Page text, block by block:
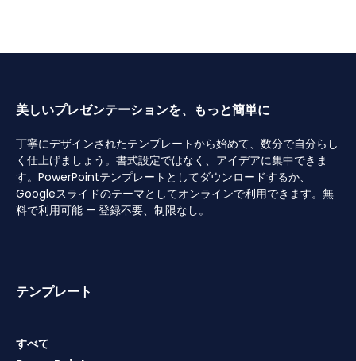
美しいプレゼンテーションを、もっと簡単に
丁寧にデザインされたテンプレートから始めて、数分で自分らし
く仕上げましょう。書式設定ではなく、アイデアに集中できま
す。PowerPointテンプレートとしてダウンロードするか、
Googleスライドのテーマとしてオンラインで利用できます。無
料で利用可能 — 登録不要、制限なし。
テンプレート
すべて